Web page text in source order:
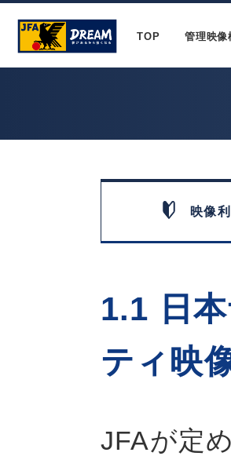
TOP 管理映像
映像
1.1 日
ティ映
JFAが定